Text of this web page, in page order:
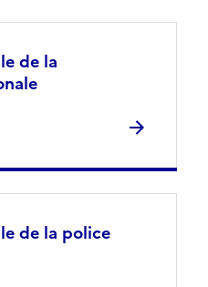
de la
de la police